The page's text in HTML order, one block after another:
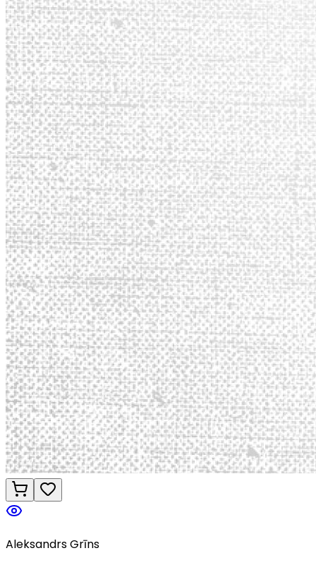
Aleksandrs Grīns